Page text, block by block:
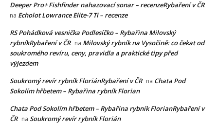
Deeper Pro+ Fishfinder nahazovací sonar – recenzeRybaření v ČR
na Echolot Lowrance Elite-7 Ti – recenze
RS Pohádková vesnička Podlesíčko – Rybařina Milovský
rybníkRybaření v ČR na Milovský rybník na Vysočině: co čekat od
soukromého revíru, ceny, pravidla a praktické tipy před
výjezdem
Soukromý revír rybník FloriánRybaření v ČR na Chata Pod
Sokolím hřbetem – Rybařina rybník Florian
Chata Pod Sokolím hřbetem – Rybařina rybník FlorianRybaření v
ČR na Soukromý revír rybník Florián